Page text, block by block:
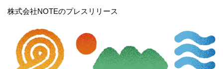
株式会社NOTEのプレスリリース